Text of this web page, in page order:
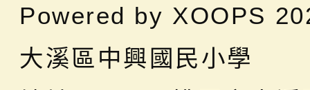
Powered by XOOPS
大溪區中興國民小學